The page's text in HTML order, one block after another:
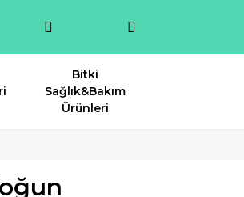
Bitki
Sağlık&Bakım
Ürünleri